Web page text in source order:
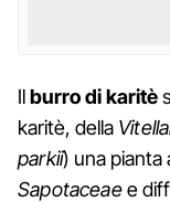
Ilburro di karitè
karitè, della
parkii) una pianta
Sapotaceaee